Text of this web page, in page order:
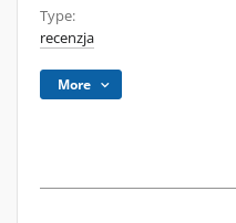
Type:
recenzja
More